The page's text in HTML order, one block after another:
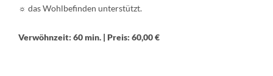
☼ das Wohlbefinden unterstützt.
Verwöhnzeit: 60 min. | Preis: 60,00 €